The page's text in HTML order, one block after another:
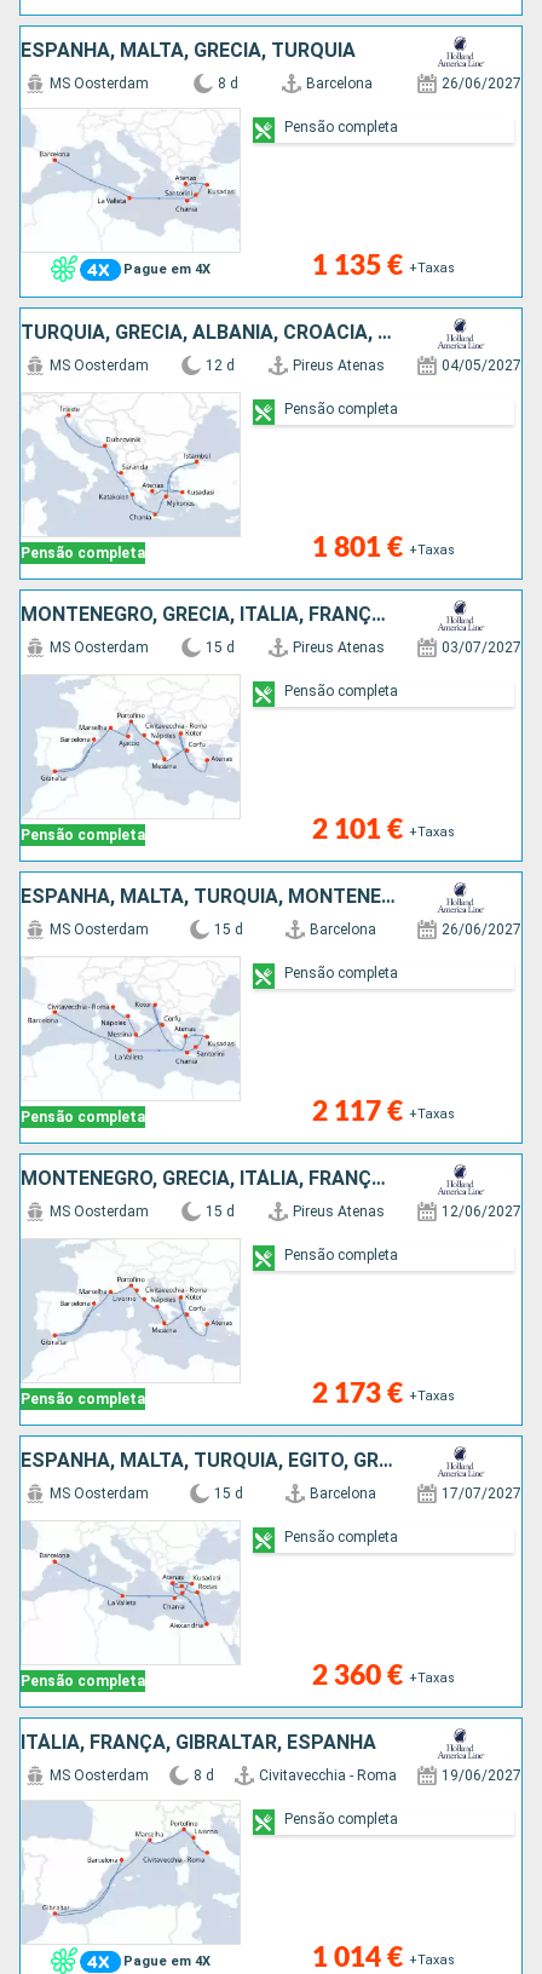
ESPANHA, MALTA, GRÉCIA, TURQUIA
Pague em 4X
MS Oosterdam 8 d Barcelona 26/06/2027
1 135 € +Taxas
Pensão completa
TURQUIA, GRÉCIA, ALBÂNIA, CROÁCIA, ITÁLIA
Pensão completa
MS Oosterdam 12 d Pireus Atenas 04/05/2027
1 801 € +Taxas
Pensão completa
MONTENEGRO, GRÉCIA, ITÁLIA, FRANÇA, GIBRALTAR, ESPANHA
Pensão completa
MS Oosterdam 15 d Pireus Atenas 03/07/2027
2 101 € +Taxas
Pensão completa
ESPANHA, MALTA, TURQUIA, MONTENEGRO, GRÉCIA, ITÁLIA
Pensão completa
MS Oosterdam 15 d Barcelona 26/06/2027
2 117 € +Taxas
Pensão completa
MONTENEGRO, GRÉCIA, ITÁLIA, FRANÇA, GIBRALTAR, ESPANHA
Pensão completa
MS Oosterdam 15 d Pireus Atenas 12/06/2027
2 173 € +Taxas
Pensão completa
ESPANHA, MALTA, TURQUIA, EGITO, GRÉCIA
Pensão completa
MS Oosterdam 15 d Barcelona 17/07/2027
2 360 € +Taxas
Pensão completa
ITÁLIA, FRANÇA, GIBRALTAR, ESPANHA
Pague em 4X
MS Oosterdam 8 d Civitavecchia - Roma 19/06/2027
1 014 € +Taxas
Pensão completa